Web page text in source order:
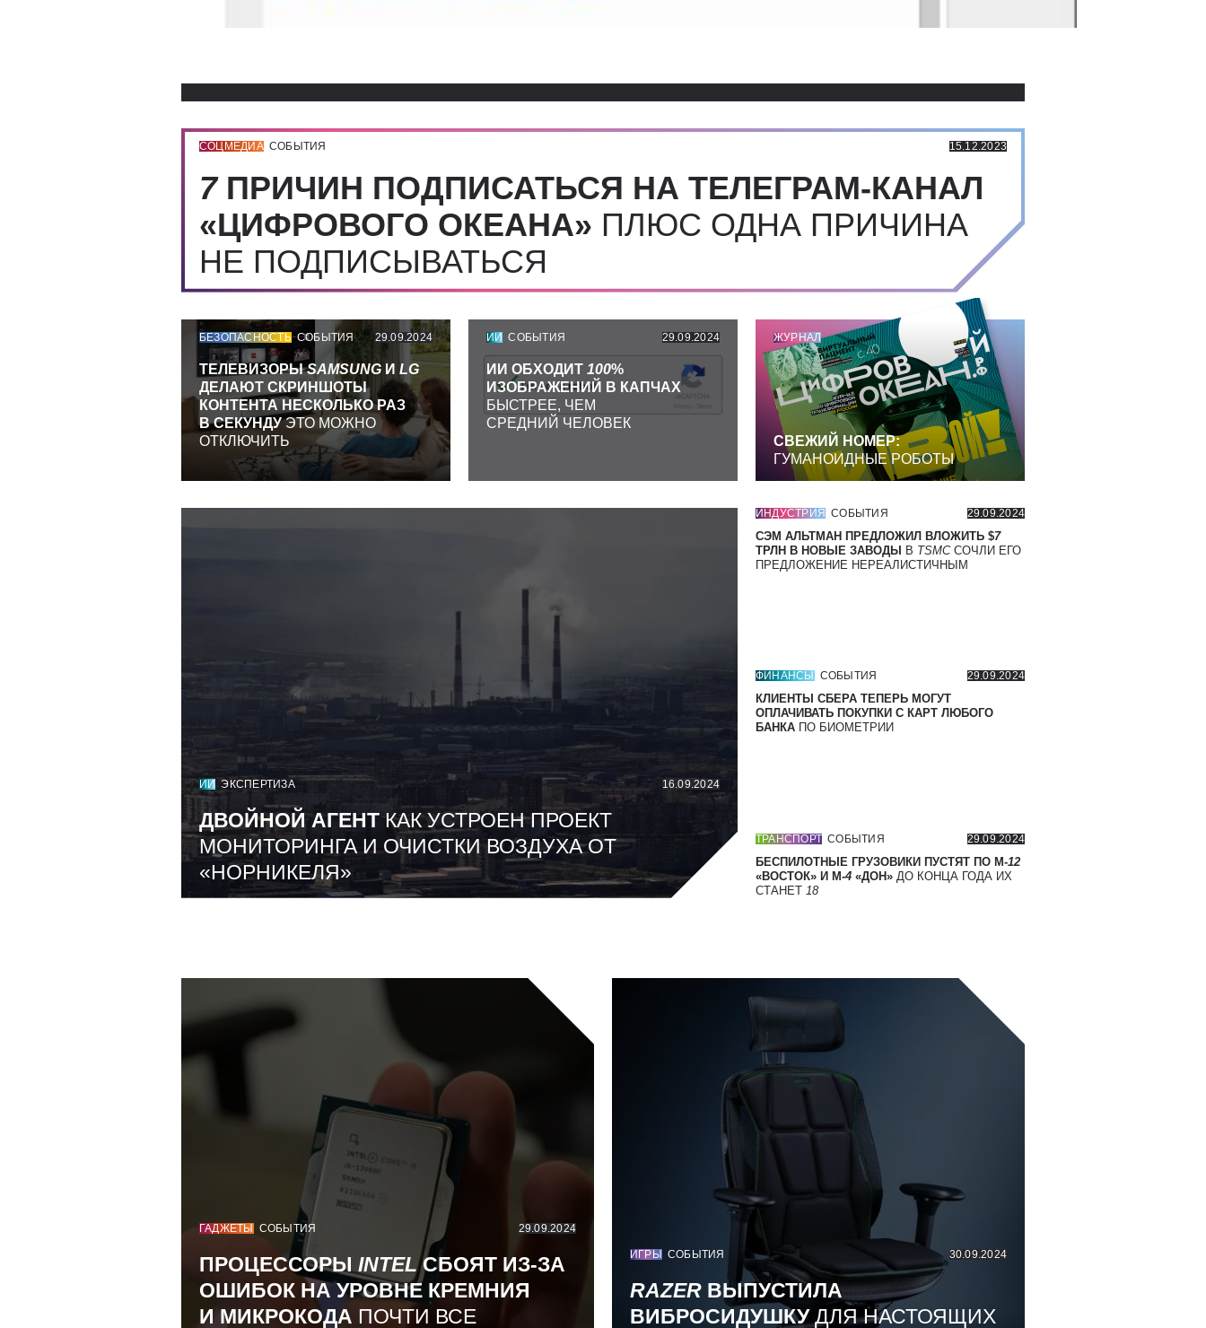
СОЦМЕДИА СОБЫТИЯ 15.12.2023
7 ПРИЧИН ПОДПИСАТЬСЯ НА ТЕЛЕГРАМ-КАНАЛ
«ЦИФРОВОГО ОКЕАНА» ПЛЮС ОДНА ПРИЧИНА
НЕ ПОДПИСЫВАТЬСЯ
БЕЗОПАСНОСТЬ СОБЫТИЯ 29.09.2024
ТЕЛЕВИЗОРЫSAMSUNG И LG
ДЕЛАЮТ СКРИНШОТЫ
КОНТЕНТА НЕСКОЛЬКО РАЗ
В СЕКУНДУЭТО МОЖНО
ОТКЛЮЧИТЬ
ИИ СОБЫТИЯ 29.09.2024
ИИ ОБХОДИТ 100%
ИЗОБРАЖЕНИЙ В КАПЧАХ
БЫСТРЕЕ, ЧЕМ
СРЕДНИЙ ЧЕЛОВЕК
ЖУРНАЛ
СВЕЖИЙ НОМЕР:
ГУМАНОИДНЫЕ РОБОТЫ
ИИ ЭКСПЕРТИЗА 16.09.2024
ДВОЙНОЙ АГЕНТКАК УСТРОЕН ПРОЕКТ
МОНИТОРИНГА И ОЧИСТКИ ВОЗДУХА ОТ
«НОРНИКЕЛЯ»
ИНДУСТРИЯ СОБЫТИЯ 29.09.2024
СЭМ АЛЬТМАН ПРЕДЛОЖИЛ ВЛОЖИТЬ $7
ТРЛН В НОВЫЕ ЗАВОДЫ
В TSMC СОЧЛИ ЕГО
ПРЕДЛОЖЕНИЕ НЕРЕАЛИСТИЧНЫМ
ФИНАНСЫ СОБЫТИЯ 29.09.2024
КЛИЕНТЫ СБЕРА ТЕПЕРЬ МОГУТ
ОПЛАЧИВАТЬ ПОКУПКИ С КАРТ ЛЮБОГО
БАНКА ПО БИОМЕТРИИ
ТРАНСПОРТ СОБЫТИЯ 29.09.2024
БЕСПИЛОТНЫЕ ГРУЗОВИКИ ПУСТЯТ ПО М-12
«ВОСТОК» И М-4 «ДОН» ДО КОНЦА ГОДА ИХ
СТАНЕТ 18
ГАДЖЕТЫ СОБЫТИЯ 29.09.2024
ПРОЦЕССОРЫ INTELСБОЯТ ИЗ-ЗА
ОШИБОК НА УРОВНЕ КРЕМНИЯ
И МИКРОКОДА ПОЧТИ ВСЕ
ИГРЫ СОБЫТИЯ 30.09.2024
RAZER ВЫПУСТИЛА
ВИБРОСИДУШКУДЛЯ НАСТОЯЩИХ